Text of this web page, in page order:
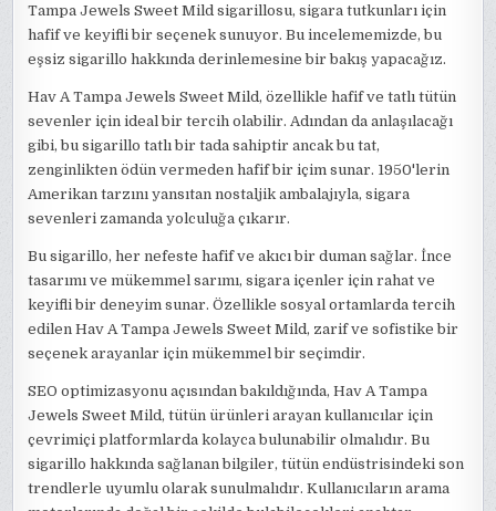
Tampa Jewels Sweet Mild sigarillosu, sigara tutkunları için
hafif ve keyifli bir seçenek sunuyor. Bu incelememizde, bu
eşsiz sigarillo hakkında derinlemesine bir bakış yapacağız.
Hav A Tampa Jewels Sweet Mild, özellikle hafif ve tatlı tütün
sevenler için ideal bir tercih olabilir. Adından da anlaşılacağı
gibi, bu sigarillo tatlı bir tada sahiptir ancak bu tat,
zenginlikten ödün vermeden hafif bir içim sunar. 1950'lerin
Amerikan tarzını yansıtan nostaljik ambalajıyla, sigara
sevenleri zamanda yolculuğa çıkarır.
Bu sigarillo, her nefeste hafif ve akıcı bir duman sağlar. İnce
tasarımı ve mükemmel sarımı, sigara içenler için rahat ve
keyifli bir deneyim sunar. Özellikle sosyal ortamlarda tercih
edilen Hav A Tampa Jewels Sweet Mild, zarif ve sofistike bir
seçenek arayanlar için mükemmel bir seçimdir.
SEO optimizasyonu açısından bakıldığında, Hav A Tampa
Jewels Sweet Mild, tütün ürünleri arayan kullanıcılar için
çevrimiçi platformlarda kolayca bulunabilir olmalıdır. Bu
sigarillo hakkında sağlanan bilgiler, tütün endüstrisindeki son
trendlerle uyumlu olarak sunulmalıdır. Kullanıcıların arama